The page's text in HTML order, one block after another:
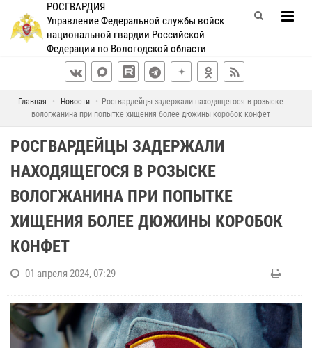
РОСГВАРДИЯ
Управление Федеральной службы войск
национальной гвардии Российской
Федерации по Вологодской области
Главная Новости
Росгвардейцы задержали находящегося в розыске
вологжанина при попытке хищения более дюжины коробок конфет
РОСГВАРДЕЙЦЫ ЗАДЕРЖАЛИ
НАХОДЯЩЕГОСЯ В РОЗЫСКЕ
ВОЛОГЖАНИНА ПРИ ПОПЫТКЕ
ХИЩЕНИЯ БОЛЕЕ ДЮЖИНЫ КОРОБОК
КОНФЕТ
01 апреля 2024, 07:29